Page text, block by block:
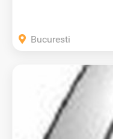
Bucuresti